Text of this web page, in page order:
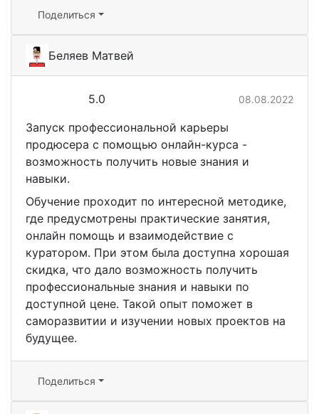
Поделиться
Беляев Матвей
5.0 08.08.2022
Запуск профессиональной карьеры
продюсера с помощью онлайн-курса -
возможность получить новые знания и
навыки.
Обучение проходит по интересной методике,
где предусмотрены практические занятия,
онлайн помощь и взаимодействие с
куратором. При этом была доступна хорошая
скидка, что дало возможность получить
профессиональные знания и навыки по
доступной цене. Такой опыт поможет в
саморазвитии и изучении новых проектов на
будущее.
Поделиться